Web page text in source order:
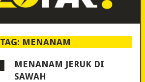
TAG: MENANAM
MENANAM JERUK DI
SAWAH